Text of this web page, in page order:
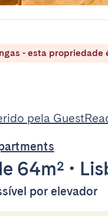
- esta propriedade
pela
64m² •
por elevador